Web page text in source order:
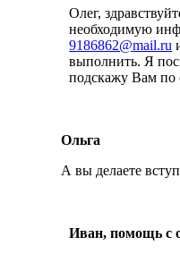
Олег,
необходимую
9186862@mail.ru
выполнить. Я
подскажу Вам по
Ольга
А вы делаете
Иван, помощь с